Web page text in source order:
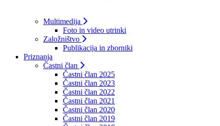
Multimedija
Foto in video utrinki
Založništvo
Publikacija in zborniki
Priznanja
Častni član
Častni član 2025
Častni član 2023
Častni član 2022
Častni član 2021
Častni član 2020
Častni član 2019